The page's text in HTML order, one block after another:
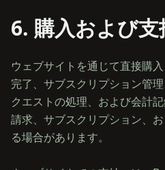
6. 購入および
ウェブサイトを通じて直接購
完了、サブスクリプション管
クエストの処理、および会計
請求、サブスクリプション、
る場合があります。